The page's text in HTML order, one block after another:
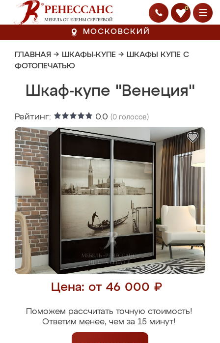
0
МОСКОВСКИЙ
ГЛАВНАЯ → ШКАФЫ-КУПЕ → ШКАФЫ КУПЕ С
ФОТОПЕЧАТЬЮ
Шкаф-купе "Венеция"
Рейтинг: 0.0 (0 голосов)
Цена: от 46 000 ₽
Поможем рассчитать точную стоимость!
Ответим менее, чем за 15 минут!